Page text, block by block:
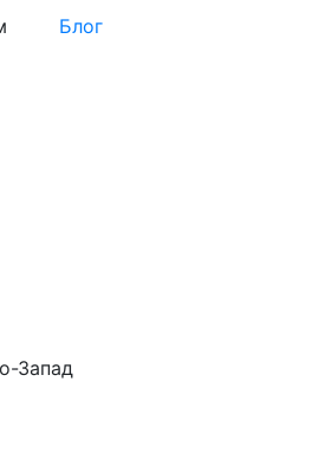
Блог
Запад